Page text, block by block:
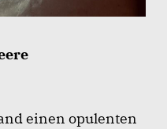
einen opulenten